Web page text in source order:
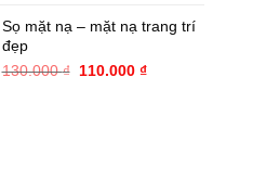
là:
tại
Sọ mặt nạ – mặt nạ trang trí
đẹp
130.000₫ Giá
110.000 ₫Giá